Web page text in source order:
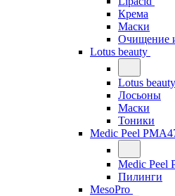
Крема
Маски
Очищение
Lotus beauty
Lotus beauty
Лосьоны
Маски
Тоники
Medic Peel
Medic Peel
Пилинги
MesoPro